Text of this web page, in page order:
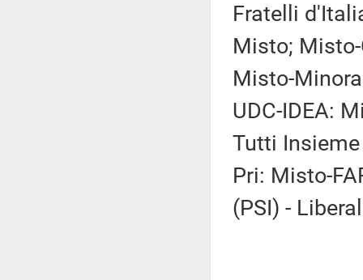
Fratelli
Misto;
Misto-
UDC-IDEA:
Tutti
Pri: Misto-
(PSI) -